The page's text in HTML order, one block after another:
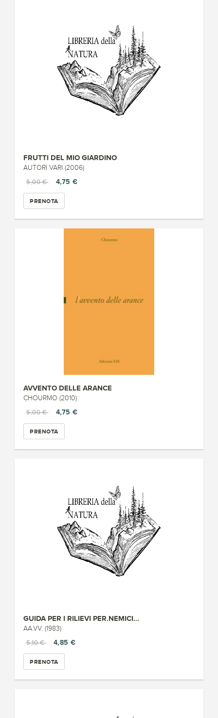
FRUTTI DEL MIO GIARDINO
AUTORI VARI (2006)
5,00 €
4,75 €
PRENOTA
AVVENTO DELLE ARANCE
CHOURMO (2010)
5,00 €
4,75 €
PRENOTA
GUIDA PER I RILIEVI PER.NEMICI...
AA.VV. (1983)
5,10 €
4,85 €
PRENOTA